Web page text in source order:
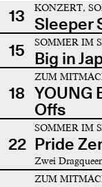
13
KONZERT,
Sleeper
15
SOMMER IM
Big in
18
ZUM
YOUNG
Offs
22
SOMMER IM
Pride
Zwei
ZUM